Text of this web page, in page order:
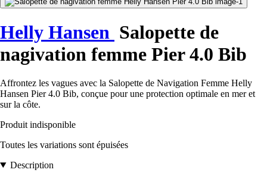
Helly Hansen Salopette de
nagivation femme Pier 4.0 Bib
Affrontez les vagues avec la Salopette de Navigation Femme Helly
Hansen Pier 4.0 Bib, conçue pour une protection optimale en mer et
sur la côte.
Produit indisponible
Toutes les variations sont épuisées
Description